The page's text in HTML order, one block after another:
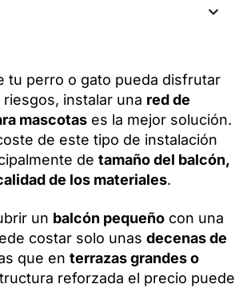
tu perro o gato pueda disfrutar
instalar una red de
mascotas es la mejor solución.
de este tipo de instalación
de tamaño del balcón,
de los materiales.
un balcón pequeño con una
costar solo unas decenas de
que en terrazas grandes o
reforzada el precio puede